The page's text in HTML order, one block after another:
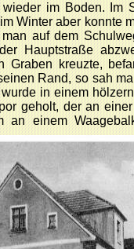
im Boden. Im
Winter aber konnte
auf dem
Hauptstraße
Graben kreuzte,
Rand, so sah
in einem
geholt, der an
an einem